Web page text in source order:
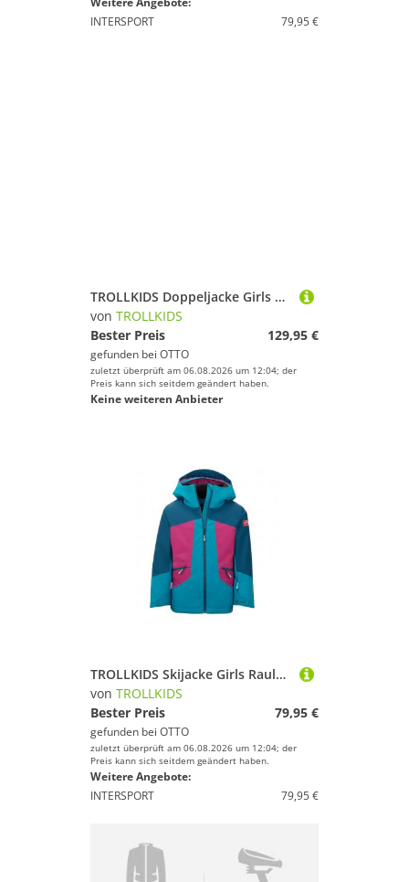
INTERSPORT
79,95 €
TROLLKIDS Doppeljacke Girls Skanden 3in1 Jacket
von TROLLKIDS
Bester Preis
129,95 €
gefunden bei OTTO
zuletzt überprüft am 06.08.2026 um 12:04; der
Preis kann sich seitdem geändert haben.
Keine weiteren Anbieter
TROLLKIDS Skijacke Girls Rauland Jacket
von TROLLKIDS
Bester Preis
79,95 €
gefunden bei OTTO
zuletzt überprüft am 06.08.2026 um 12:04; der
Preis kann sich seitdem geändert haben.
Weitere Angebote:
INTERSPORT
79,95 €